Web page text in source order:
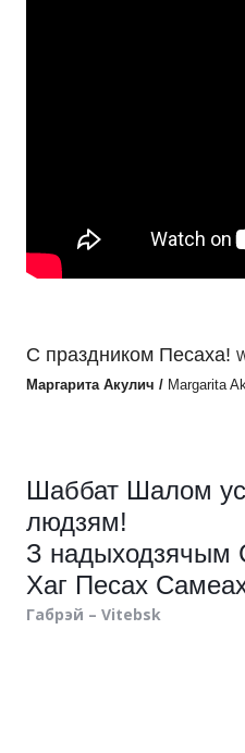
С праздником Песаха!
Маргарита Акулич / Margarita
Шаббат Шалом
людзям!
З надыходзячым
Хаг Песах
Габрэй – Vitebsk